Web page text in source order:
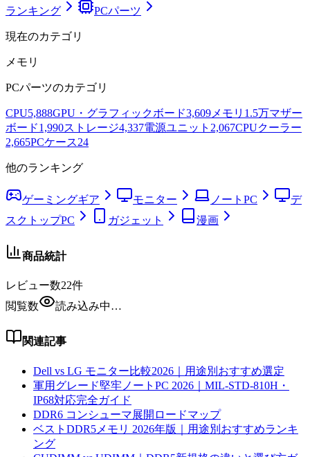
ランキング PCパーツ
現在のカテゴリ
メモリ
PCパーツのカテゴリ
CPU5,888GPU・グラフィックボード3,609メモリ 1.5万マザー
ボード1,990ストレージ4,337電源ユニット 2,067CPUクーラー
2,665PCケース24
他のランキング
ゲーミングギア モニター ノートPC
デ
スクトップPC
ガジェット 漫画
商品統計
レビュー数22件
閲覧数
読み込み中…
関連記事
Dell vs LG モニター比較2026｜用途別おすすめ選定
軍用グレード堅牢ノートPC 2026｜MIL-STD-810H・
IP68対応完全ガイド
DDR6 コンシューマ展開ロードマップ
ベストDDR5メモリ 2026年版｜用途別おすすめランキ
ング